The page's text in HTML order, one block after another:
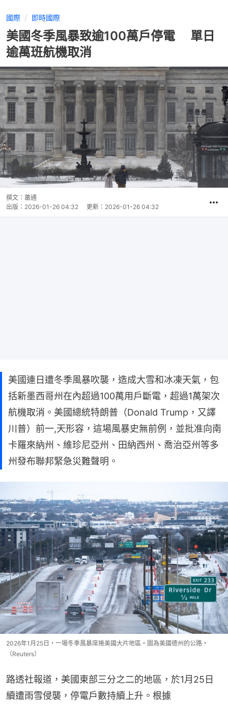
國際 即時國際
美國冬季風暴致逾100萬戶停電 單日
逾萬班航機取消
撰文： 蕭通
出版： 2026-01-26 04:32 更新： 2026-01-26 04:32
美國連日遭冬季風暴吹襲，造成大雪和冰凍天氣，包
括新墨西哥州在內超過100萬用戶斷電，超過1萬架次
航機取消。美國總統特朗普（Donald Trump，又譯
川普）前一,天形容，這場風暴史無前例，並批准向南
卡羅來納州、維珍尼亞州、田納西州、喬治亞州等多
州發布聯邦緊急災難聲明。
2026年1月25日，一場冬季風暴席捲美國大片地區。圖為美國德州的公路。
（Reuters）
路透社報道，美國東部三分之二的地區，於1月25日
續遭雨雪侵襲，停電戶數持續上升。根據